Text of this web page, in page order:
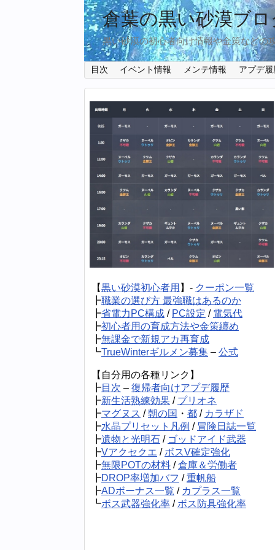
倉葉の黒い砂漠ブロ
黒い砂漠の初心者向け情報や金策などの
目次 イベント情報 メンテ情報 アプデ履
【黒い砂漠初心者用 】- クーポン一覧
┣職業の選び方 最強職はあるのか
┣省電力PC構成 / PC設定 / 電気代
┣初心者用の育成方法や金策纏め
┣無課金で新規アカ再育成
┗TrueWinterギルメン募集 – 公式
【自分用の各種リンク】
┣目次 – 復帰者向けアプデ履歴
┣新生活熟練効果 / プリオネ
┣マグヌス /朝の国 ・ 都 / カラザド
┣水晶プリセット凡例 / 冒険日誌一覧
┣遺物と光明石 / ゴッドアイド武器
┣Vアクセクエ / ボスV確定強化
┣無限POTの材料 /倉庫＆労働者
┣DROP率増加バフ /重帆船
┣ADボーナス一覧 / カプラス一覧
┗ボス武器強化率 / ボス防具強化率